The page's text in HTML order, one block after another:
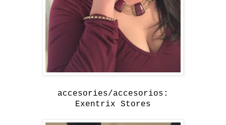
accesories/accesorios:
Exentrix Stores